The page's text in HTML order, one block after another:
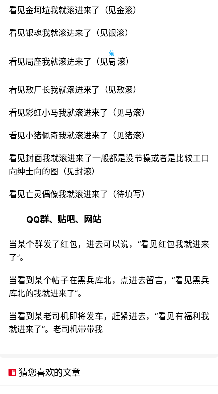
看见金坷垃我就滚进来了（见金滚）
看见银魂我就滚进来了（见银滚）
看见局座我就滚进来了（见局
菊
滚）
看见敖厂长我就滚进来了（见敖滚）
看见彩虹小马我就滚进来了（见马滚）
看见小猪佩奇我就滚进来了（见猪滚）
看见封面我就滚进来了一般都是没节操或者是比较工口
向绅士向的图（见封滚）
看见亡灵偶像我就滚进来了（待填写）
QQ群、贴吧、网站
当某个群发了红包，进去可以说，“看见红包我就进来
了”。
当看到某个帖子在黑兵库北，点进去留言，“看见黑兵
库北的我就进来了”。
当看到某老司机即将发车，赶紧进去，“看见有福利我
就进来了”。老司机带带我
猜您喜欢的文章